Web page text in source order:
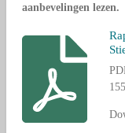
aanbevelingen lezen.